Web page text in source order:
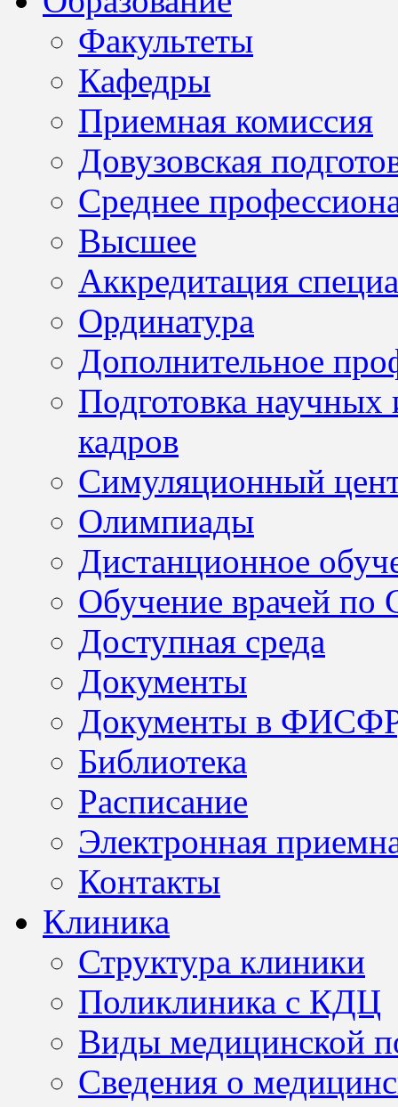
Факультеты
Кафедры
Приемная комиссия
Довузовская
Среднее
Высшее
Аккредитация
Ординатура
Дополнительное
Подготовка научных
кадров
Симуляционный
Олимпиады
Дистанционное
Обучение врачей по
Доступная среда
Документы
Документы в
Библиотека
Расписание
Электронная
Контакты
Клиника
Структура клиники
Поликлиника с КДЦ
Виды медицинской
Сведения о